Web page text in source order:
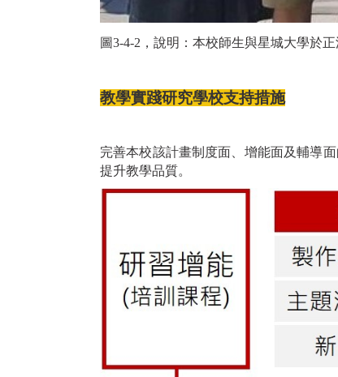
圖3-4-2，說明：本校師生與星城大學於
教學實踐研究學校支持措施
完善本校該計畫制度面、增能面及輔導
提升教學品質。